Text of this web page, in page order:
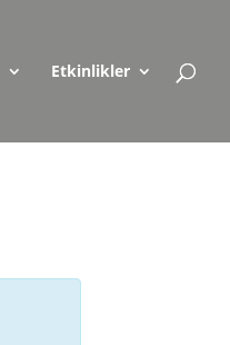
Etkinlikler